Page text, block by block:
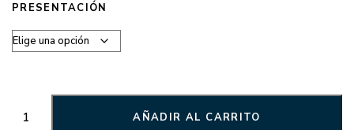
PRESENTACIÓN
AÑADIR AL CARRITO